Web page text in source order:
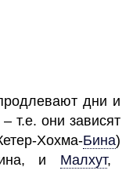
т.е. они зависят
Хохма-Бина)
и Малхут,